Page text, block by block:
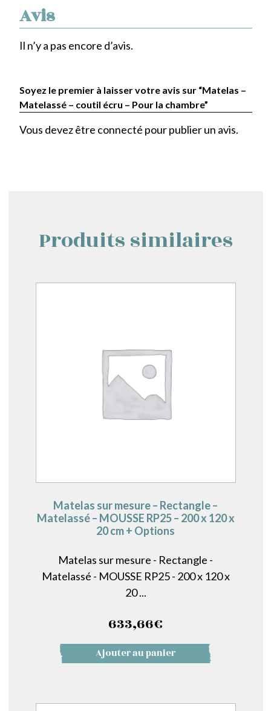
Avis
Il n’y a pas encore d’avis.
Soyez le premier à laisser votre avis sur “Matelas –
Matelassé – coutil écru – Pour la chambre”
Vous devez être connecté pour publier un avis.
Produits similaires
Matelas sur mesure – Rectangle –
Matelassé – MOUSSE RP25 – 200 x 120 x
20 cm + Options
Matelas sur mesure - Rectangle -
Matelassé - MOUSSE RP25 - 200 x 120 x
20 ...
633,66€
Ajouter au panier